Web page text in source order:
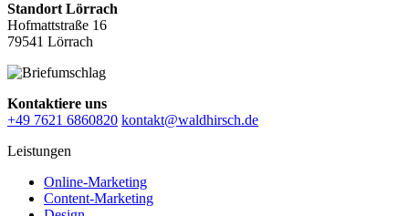
Standort Lörrach
Hofmattstraße 16
79541 Lörrach
Kontaktiere uns
+49 7621 6860820 kontakt@waldhirsch.de
Leistungen
Online-Marketing
Content-Marketing